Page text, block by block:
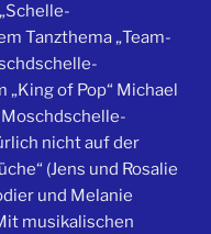
Tanzthema „Team-
of Pop“ Michael
nicht auf der
(Jens und Rosalie
und Melanie
musikalischen